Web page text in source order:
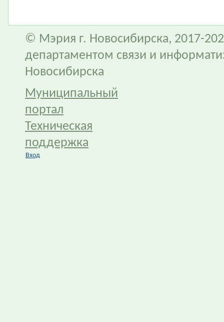
© Мэрия г. Новосибирска, 2017-
департаментом связи и
Новосибирска
Муниципальный
портал
Техническая
поддержка
Вход